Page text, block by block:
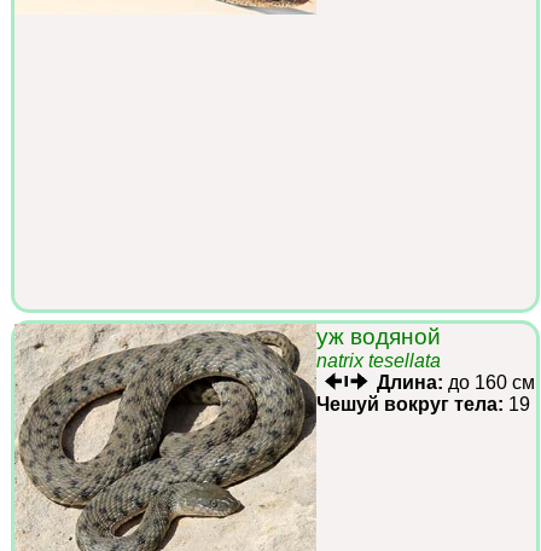
уж водяной
natrix tesellata
Длина: до 160 см
Чешуй вокруг тела: 19